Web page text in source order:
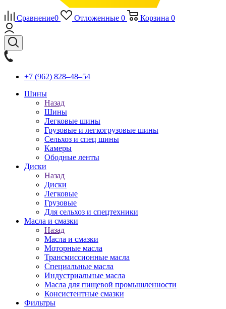
Сравнение0 Отложенные 0 Корзина 0
+7 (962) 828‒48‒54
Шины
Назад
Шины
Легковые шины
Грузовые и легкогрузовые шины
Сельхоз и спец шины
Камеры
Ободные ленты
Диски
Назад
Диски
Легковые
Грузовые
Для сельхоз и спецтехники
Масла и смазки
Назад
Масла и смазки
Моторные масла
Трансмиссионные масла
Специальные масла
Индустриальные масла
Масла для пищевой промышленности
Консистентные смазки
Фильтры